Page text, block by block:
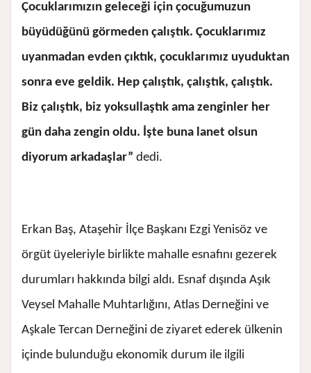
Çocuklarımızın geleceği için çocuğumuzun
büyüdüğünü görmeden çalıştık. Çocuklarımız
uyanmadan evden çıktık, çocuklarımız uyuduktan
sonra eve geldik. Hep çalıştık, çalıştık, çalıştık.
Biz çalıştık, biz yoksullaştık ama zenginler her
gün daha zengin oldu. İşte buna lanet olsun
diyorum arkadaşlar” dedi.
Erkan Baş, Ataşehir İlçe Başkanı Ezgi Yenisöz ve
örgüt üyeleriyle birlikte mahalle esnafını gezerek
durumları hakkında bilgi aldı. Esnaf dışında Aşık
Veysel Mahalle Muhtarlığını, Atlas Derneğini ve
Aşkale Tercan Derneğini de ziyaret ederek ülkenin
içinde bulunduğu ekonomik durum ile ilgili